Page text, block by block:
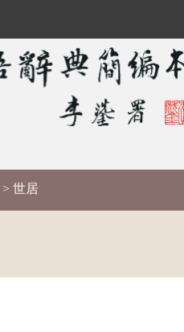
> 世居